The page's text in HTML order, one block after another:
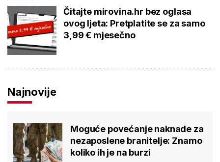
Čitajte mirovina.hr bez oglasa
ovog ljeta: Pretplatite se za samo
3,99 € mjesečno
Najnovije
Moguće povećanje naknade za
nezaposlene branitelje: Znamo
koliko ih je na burzi